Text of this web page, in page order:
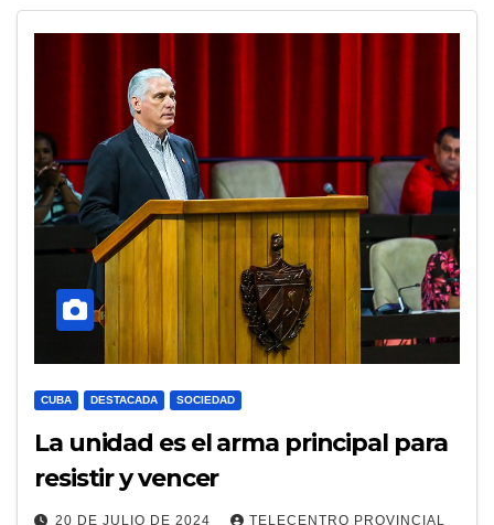
CUBA DESTACADA SOCIEDAD
La unidad es el arma principal para
resistir y vencer
20 DE JULIO DE 2024 TELECENTRO PROVINCIAL